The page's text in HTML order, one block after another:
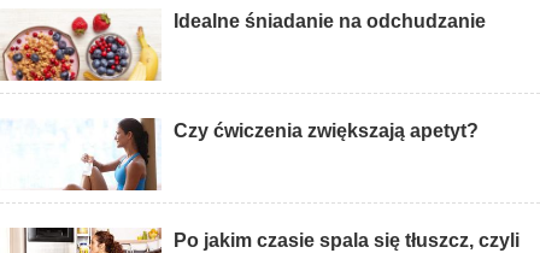
Idealne śniadanie na odchudzanie
Czy ćwiczenia zwiększają apetyt?
Po jakim czasie spala się tłuszcz, czyli